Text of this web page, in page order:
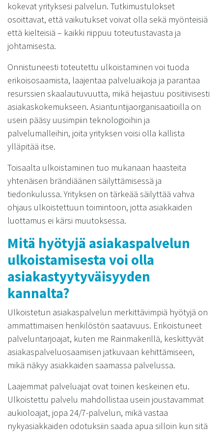
kokevat yrityksesi palvelun. Tutkimustulokset
osoittavat, että vaikutukset voivat olla sekä myönteisiä
että kielteisiä – kaikki riippuu toteutustavasta ja
johtamisesta.
Onnistuneesti toteutettu ulkoistaminen voi tuoda
erikoisosaamista, laajentaa palveluaikoja ja parantaa
resurssien skaalautuvuutta, mikä heijastuu positiivisesti
asiakaskokemukseen. Asiantuntijaorganisaatioilla on
usein pääsy uusimpiin teknologioihin ja
palvelumalleihin, joita yrityksen voisi olla kallista
ylläpitää itse.
Toisaalta ulkoistaminen tuo mukanaan haasteita
yhtenäisen brändiäänen säilyttämisessä ja
tiedonkulussa. Yrityksen on tärkeää säilyttää vahva
ohjaus ulkoistettuun toimintoon, jotta asiakkaiden
luottamus ei kärsi muutoksessa.
Mitä hyötyjä asiakaspalvelun
ulkoistamisesta voi olla
asiakastyytyväisyyden
kannalta?
Ulkoistetun asiakaspalvelun merkittävimpiä hyötyjä on
ammattimaisen henkilöstön saatavuus. Erikoistuneet
palveluntarjoajat, kuten me Rainmakerillä, keskittyvät
asiakaspalveluosaamisen jatkuvaan kehittämiseen,
mikä näkyy asiakkaiden saamassa palvelussa.
Laajemmat palveluajat ovat toinen keskeinen etu.
Ulkoistettu palvelu mahdollistaa usein joustavammat
aukioloajat, jopa 24/7-palvelun, mikä vastaa
nykyasiakkaiden odotuksiin saada apua silloin kun sitä